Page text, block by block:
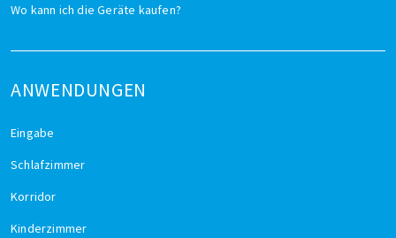
Wo kann ich die Geräte kaufen?
ANWENDUNGEN
Eingabe
Schlafzimmer
Korridor
Kinderzimmer